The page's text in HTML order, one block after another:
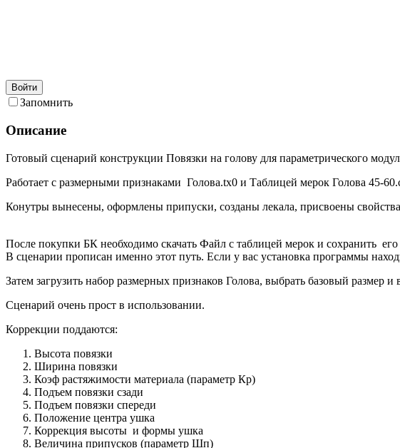
Войти
Запомнить
Описание
Готовый сценарий конструкции Повязки на голову для параметрического
Работает с размерными признаками Голова.tx0 и Таблицей мерок Голова 45-
Конутры вынесены, оформлены припуски, созданы лекала, присвоены
После покупки БК необходимо скачать Файл с таблицей мерок и сохранить
В сценарии прописан именно этот путь. Если у вас установка программы
Затем загрузить набор размерных признаков Голова, выбрать базовый размер
Сценарий очень прост в использовании.
Коррекции поддаются:
Высота повязки
Ширина повязки
Коэф растяжимости материала (параметр Кр)
Подъем повязки сзади
Подъем повязки спереди
Положение центра ушка
Коррекция высоты и формы ушка
Величина припусков (параметр Шп)